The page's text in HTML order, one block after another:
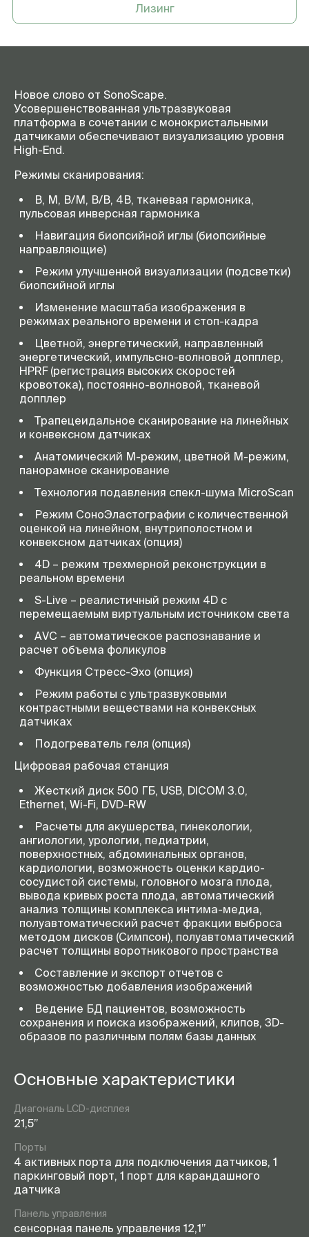
5/4-C613, модуль эластографии
(с количественной оценкой),
подогреватель геля, ножной
X898MD
Области применения
брюшная полость, гинекология,
акушерство, урология,
щитовидная железа, молочная
сосуды, транскраниальные
исследования
Лизинг
Новое слово от SonoScape.
Усовершенствованная ультразвуковая
платформа в сочетании с монокристальными
датчиками обеспечивают визуализацию уровня
High-End.
Режимы сканирования:
В, М, В/М, В/В, 4В, тканевая гармоника,
пульсовая инверсная гармоника
Навигация биопсийной иглы (биопсийные
направляющие)
Режим улучшенной визуализации (подсветки)
биопсийной иглы
Изменение масштаба изображения в
режимах реального времени и стоп-кадра
Цветной, энергетический, направленный
энергетический, импульсно-волновой допплер,
HPRF (регистрация высоких скоростей
кровотока), постоянно-волновой, тканевой
допплер
Трапецеидальное сканирование на линейных
и конвексном датчиках
Анатомический М-режим, цветной М-режим,
панорамное сканирование
Технология подавления спекл-шума MicroScan
Режим СоноЭластографии с количественной
оценкой на линейном, внутриполостном и
конвексном датчиках (опция)
4D – режим трехмерной реконструкции в
реальном времени
S-Live – реалистичный режим 4D c
перемещаемым виртуальным источником света
AVC – автоматическое распознавание и
расчет объема фоликулов
Функция Стресс-Эхо (опция)
Режим работы с ультразвуковыми
контрастными веществами на конвексных
датчиках
Подогреватель геля (опция)
Цифровая рабочая станция
Жесткий диск 500 ГБ, USB, DICOM 3.0,
Ethernet, Wi-Fi, DVD-RW
Расчеты для акушерства, гинекологии,
ангиологии, урологии, педиатрии,
поверхностных, абдоминальных органов,
кардиологии, возможность оценки кардио-
сосудистой системы, головного мозга плода,
вывода кривых роста плода, автоматический
анализ толщины комплекса интима-медиа,
полуавтоматический расчет фракции выброса
методом дисков (Симпсон), полуавтоматический
расчет толщины воротникового пространства
Составление и экспорт отчетов с
возможностью добавления изображений
Ведение БД пациентов, возможность
сохранения и поиска изображений, клипов, 3D-
образов по различным полям базы данных
Основные характеристики
Диагональ LСD-дисплея
21,5”
Порты
4 активных порта для подключения датчиков, 1
паркинговый порт, 1 порт для карандашного
датчика
Панель управления
сенсорная панель управления 12,1”